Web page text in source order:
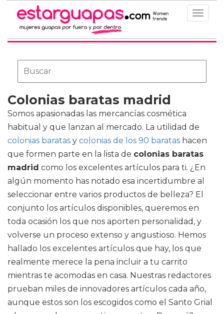
Toggle
Colonias baratas madrid
Somos apasionadas las mercancías cosmética
habitual y que lanzan al mercado. La utilidad de
colonias baratas y colonias de los 90 baratas hacen
que formen parte en la lista de colonias baratas
madrid como los excelentes artículos para ti. ¿En
algún momento has notado esa incertidumbre al
seleccionar entre varios productos de belleza? El
conjunto los artículos disponibles, queremos en
toda ocasión los que nos aporten personalidad, y
volverse un proceso extenso y angustioso. Hemos
hallado los excelentes artículos que hay, los que
realmente merece la pena incluir a tu carrito
mientras te acomodas en casa. Nuestras redactores
prueban miles de innovadores artículos cada año,
aunque estos son los escogidos como el Santo Grial